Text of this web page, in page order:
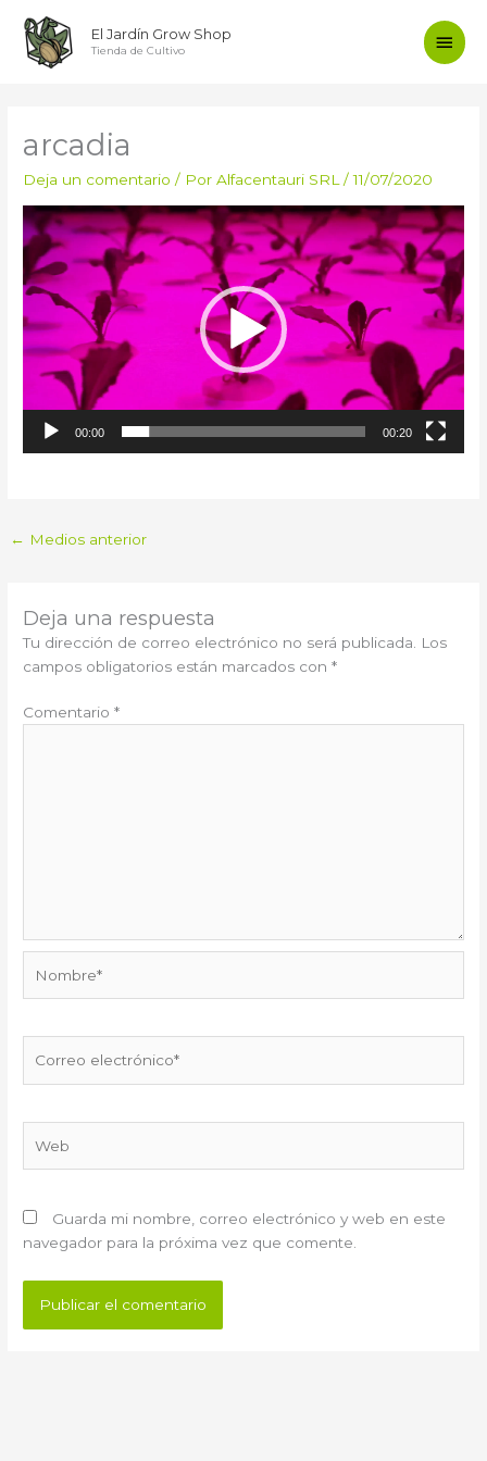
contenido
El Jardín Grow Shop
Tienda de Cultivo
arcadia
Deja un comentario / PorAlfacentauri SRL/11/07/2020
Reproductor
de
vídeo
00:00 00:20
← Medios anterior
Deja una respuesta
Tu dirección de correo electrónico no será publicada.
Los
campos obligatorios están marcados con*
Comentario*
electrónico*
Guarda mi nombre, correo electrónico y web en este
navegador para la próxima vez que comente.